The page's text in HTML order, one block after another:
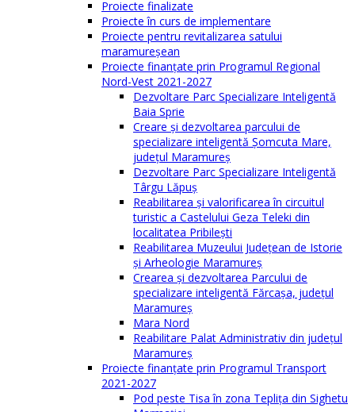
Proiecte finalizate
Proiecte în curs de implementare
Proiecte pentru revitalizarea satului
maramureşean
Proiecte finanțate prin Programul Regional
Nord-Vest 2021-2027
Dezvoltare Parc Specializare Inteligentă
Baia Sprie
Creare și dezvoltarea parcului de
specializare inteligentă Șomcuta Mare,
județul Maramureș
Dezvoltare Parc Specializare Inteligentă
Târgu Lăpuș
Reabilitarea și valorificarea în circuitul
turistic a Castelului Geza Teleki din
localitatea Pribilești
Reabilitarea Muzeului Județean de Istorie
și Arheologie Maramureș
Crearea și dezvoltarea Parcului de
specializare inteligentă Fărcașa, județul
Maramureș
Mara Nord
Reabilitare Palat Administrativ din județul
Maramureș
Proiecte finanțate prin Programul Transport
2021-2027
Pod peste Tisa în zona Teplița din Sighetu